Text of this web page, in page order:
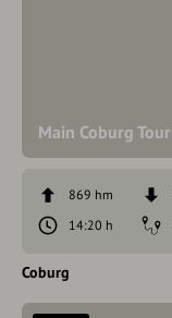
Main Coburg Tour
869 hm
14:20 h
Coburg